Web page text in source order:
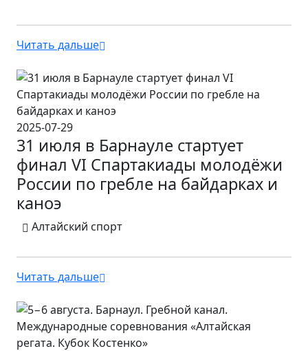
Читать дальше
2025-07-29
31 июля в Барнауле стартует
финал VI Спартакиады молодёжи
России по гребле на байдарках и
каноэ
Алтайский спорт
Читать дальше